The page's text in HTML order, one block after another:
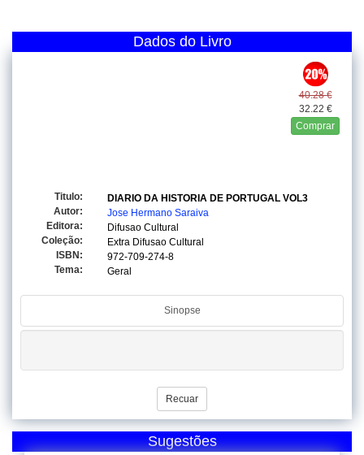
Dados do Livro
40.28 €
32.22 €
Comprar
Titulo:
DIARIO DA HISTORIA DE PORTUGAL VOL3
Autor:
Jose Hermano Saraiva
Editora:
Difusao Cultural
Coleção:
Extra Difusao Cultural
ISBN:
972-709-274-8
Tema:
Geral
Sinopse
Recuar
Sugestões